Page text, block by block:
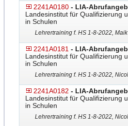
2241A0180 - LIA-
Landesinstitut für Qualifizierung
in Schulen
Lehrertraining f. HS 1-8-2022,
2241A0181 - LIA-
Landesinstitut für Qualifizierung
in Schulen
Lehrertraining f. HS 1-8-2022,
2241A0182 - LIA-
Landesinstitut für Qualifizierung
in Schulen
Lehrertraining f. HS 1-8-2022,